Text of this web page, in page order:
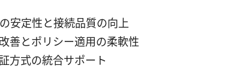
安定性と接続品質の向上
善とポリシー適用の柔軟性
方式の統合サポート